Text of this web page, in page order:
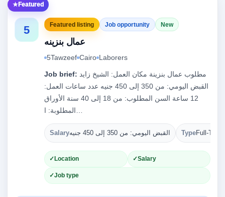
Featured
5 Featured listing Job opportunity New
عمال بنزينه
5Tawzeef Cairo Laborers
Job brief:
القبض اليومي: من 350 إلى 450 جنيه عدد ساعات العمل:
12 ساعة السن المطلوب: من 18 إلى 40 سنة الأوراق
Salary القبض اليومي: من 350 إلى 450 جنيه TypeFull-Time
Location Salary
Job type